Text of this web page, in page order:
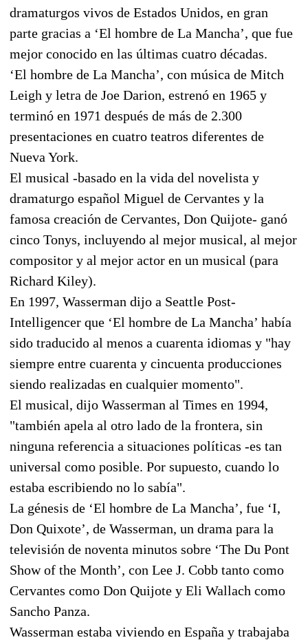
dramaturgos vivos de Estados Unidos, en gran
parte gracias a ‘El hombre de La Mancha’, que fue
mejor conocido en las últimas cuatro décadas.
‘El hombre de La Mancha’, con música de Mitch
Leigh y letra de Joe Darion, estrenó en 1965 y
terminó en 1971 después de más de 2.300
presentaciones en cuatro teatros diferentes de
Nueva York.
El musical -basado en la vida del novelista y
dramaturgo español Miguel de Cervantes y la
famosa creación de Cervantes, Don Quijote- ganó
cinco Tonys, incluyendo al mejor musical, al mejor
compositor y al mejor actor en un musical (para
Richard Kiley).
En 1997, Wasserman dijo a Seattle Post-
Intelligencer que ‘El hombre de La Mancha’ había
sido traducido al menos a cuarenta idiomas y "hay
siempre entre cuarenta y cincuenta producciones
siendo realizadas en cualquier momento".
El musical, dijo Wasserman al Times en 1994,
"también apela al otro lado de la frontera, sin
ninguna referencia a situaciones políticas -es tan
universal como posible. Por supuesto, cuando lo
estaba escribiendo no lo sabía".
La génesis de ‘El hombre de La Mancha’, fue ‘I,
Don Quixote’, de Wasserman, un drama para la
televisión de noventa minutos sobre ‘The Du Pont
Show of the Month’, con Lee J. Cobb tanto como
Cervantes como Don Quijote y Eli Wallach como
Sancho Panza.
Wasserman estaba viviendo en España y trabajaba